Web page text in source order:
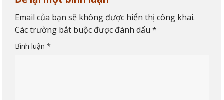
Email của bạn sẽ không được hiển thị công khai.
Các trường bắt buộc được đánh dấu *
Bình luận *